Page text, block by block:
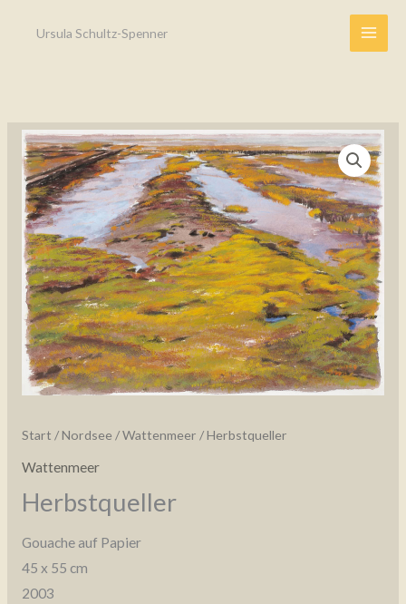
Ursula Schultz-Spenner
Start /Nordsee /Wattenmeer / Herbstqueller
Wattenmeer
Herbstqueller
Gouache auf Papier
45 x 55 cm
2003